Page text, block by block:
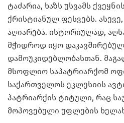
ტაძარია, ხაზს უსვამს
ქრისტიანულ ფესვებს.
აღიარება. ისტორიულად,
მჭიდროდ იყო
დამოუკიდებლობასთან.
მსოფლიო საპატრიარქომ
საქართველოს ეკლესიის
პატრიარქის ტიტული, რაც
მოპოვებული უფლების